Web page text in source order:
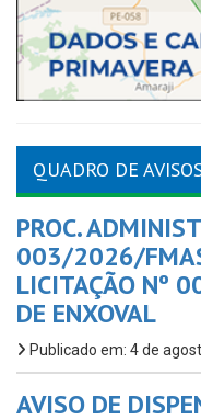
QUADRO DE
PROC.
003/2026/
LICITAÇÃO Nº
DE ENXOVAL
Publicado em: 4 de
AVISO DE